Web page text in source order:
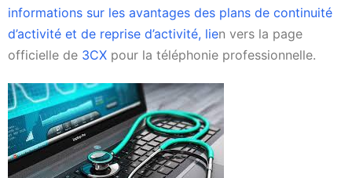
informations sur les avantages des plans de continuité
d’activité et de reprise d’activité, lien vers la page
officielle de 3CX pour la téléphonie professionnelle.